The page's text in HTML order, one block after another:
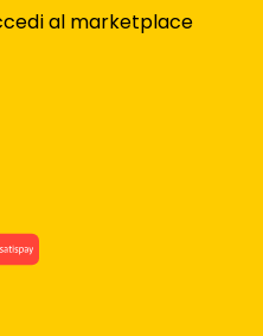
al marketplace